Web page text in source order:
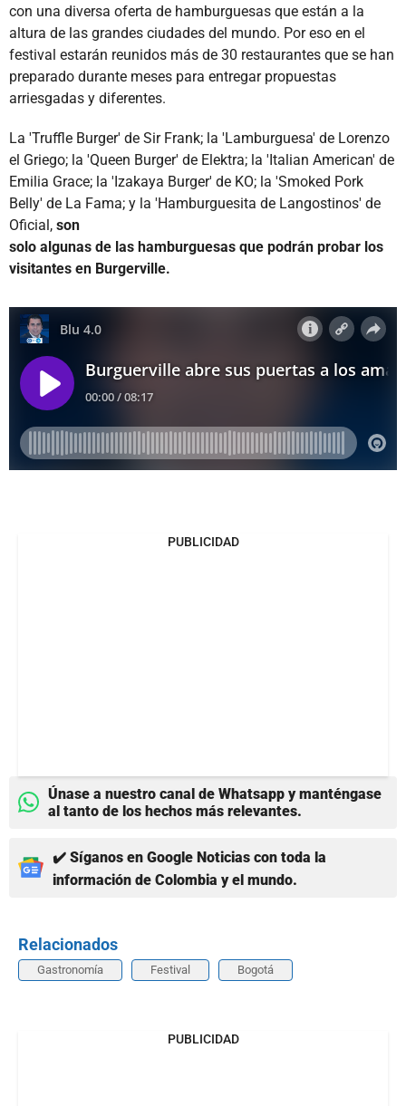
con una diversa oferta de hamburguesas que están a la
altura de las grandes ciudades del mundo. Por eso en el
festival estarán reunidos más de 30 restaurantes que se han
preparado durante meses para entregar propuestas
arriesgadas y diferentes.
La 'Truffle Burger' de Sir Frank; la 'Lamburguesa' de Lorenzo
el Griego; la 'Queen Burger' de Elektra; la 'Italian American' de
Emilia Grace; la 'Izakaya Burger' de KO; la 'Smoked Pork
Belly' de La Fama; y la 'Hamburguesita de Langostinos' de
Oficial, son
solo algunas de las hamburguesas que podrán probar los
visitantes en Burgerville.
PUBLICIDAD
Únase a nuestro canal de Whatsapp y manténgase
al tanto de los hechos más relevantes.
✔️ Síganos en Google Noticias con toda la
información de Colombia y el mundo.
Relacionados
Gastronomía Festival Bogotá
PUBLICIDAD